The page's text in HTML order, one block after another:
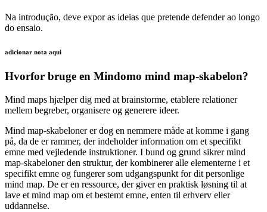
Na introdução, deve expor as ideias que pretende defender ao longo
do ensaio.
adicionar nota aqui
Hvorfor bruge en Mindomo mind map-skabelon?
Mind maps hjælper dig med at brainstorme, etablere relationer
mellem begreber, organisere og generere ideer.
Mind map-skabeloner er dog en nemmere måde at komme i gang
på, da de er rammer, der indeholder information om et specifikt
emne med vejledende instruktioner. I bund og grund sikrer mind
map-skabeloner den struktur, der kombinerer alle elementerne i et
specifikt emne og fungerer som udgangspunkt for dit personlige
mind map. De er en ressource, der giver en praktisk løsning til at
lave et mind map om et bestemt emne, enten til erhverv eller
uddannelse.